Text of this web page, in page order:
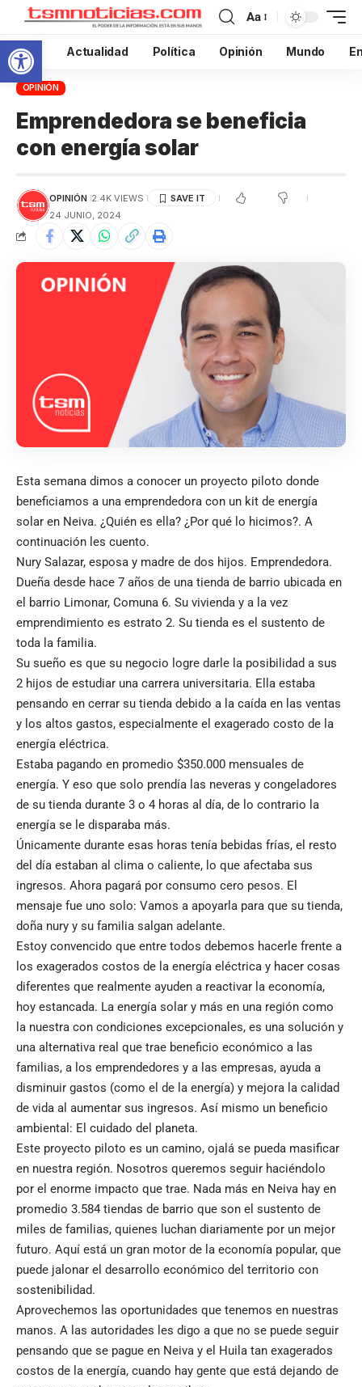
Abrir barra de herramientas
Aa
Inicio Actualidad Política Opinión Mundo
OPINIÓN
Emprendedora se beneficia
con energía solar
OPINIÓN 2.4K VIEWS
24 JUNIO, 2024
Esta semana dimos a conocer un proyecto piloto donde
beneficiamos a una emprendedora con un kit de energía
solar en Neiva. ¿Quién es ella? ¿Por qué lo hicimos?. A
continuación les cuento.
Nury Salazar, esposa y madre de dos hijos. Emprendedora.
Dueña desde hace 7 años de una tienda de barrio ubicada en
el barrio Limonar, Comuna 6. Su vivienda y a la vez
emprendimiento es estrato 2. Su tienda es el sustento de
toda la familia.
Su sueño es que su negocio logre darle la posibilidad a sus
2 hijos de estudiar una carrera universitaria. Ella estaba
pensando en cerrar su tienda debido a la caída en las ventas
y los altos gastos, especialmente el exagerado costo de la
energía eléctrica.
Estaba pagando en promedio $350.000 mensuales de
energía. Y eso que solo prendía las neveras y congeladores
de su tienda durante 3 o 4 horas al día, de lo contrario la
energía se le disparaba más.
Únicamente durante esas horas tenía bebidas frías, el resto
del día estaban al clima o caliente, lo que afectaba sus
ingresos. Ahora pagará por consumo cero pesos. El
mensaje fue uno solo: Vamos a apoyarla para que su tienda,
doña nury y su familia salgan adelante.
Estoy convencido que entre todos debemos hacerle frente a
los exagerados costos de la energía eléctrica y hacer cosas
diferentes que realmente ayuden a reactivar la economía,
hoy estancada. La energía solar y más en una región como
la nuestra con condiciones excepcionales, es una solución y
una alternativa real que trae beneficio económico a las
familias, a los emprendedores y a las empresas, ayuda a
disminuir gastos (como el de la energía) y mejora la calidad
de vida al aumentar sus ingresos. Así mismo un beneficio
ambiental: El cuidado del planeta.
Este proyecto piloto es un camino, ojalá se pueda masificar
en nuestra región. Nosotros queremos seguir haciéndolo
por el enorme impacto que trae. Nada más en Neiva hay en
promedio 3.584 tiendas de barrio que son el sustento de
miles de familias, quienes luchan diariamente por un mejor
futuro. Aquí está un gran motor de la economía popular, que
puede jalonar el desarrollo económico del territorio con
sostenibilidad.
Aprovechemos las oportunidades que tenemos en nuestras
manos. A las autoridades les digo a que no se puede seguir
pensando que se pague en Neiva y el Huila tan exagerados
costos de la energía, cuando hay gente que está dejando de